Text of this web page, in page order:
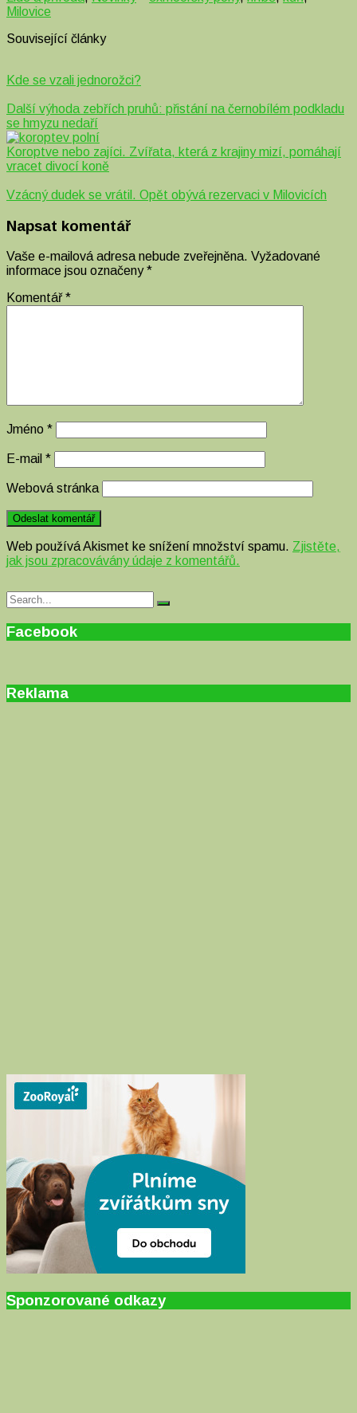
Milovice
Související články
Kde se vzali jednorožci?
Další výhoda zebřích pruhů: přistání na černobílém podkladu
se hmyzu nedaří
Koroptve nebo zajíci. Zvířata, která z krajiny mizí, pomáhají
vracet divocí koně
Vzácný dudek se vrátil. Opět obývá rezervaci v Milovicích
Napsat komentář
Vaše e-mailová adresa nebude zveřejněna. Vyžadované
informace jsou označeny*
Komentář*
Jméno *
E-mail *
Webová stránka
Web používá Akismet ke snížení množství spamu. Zjistěte,
jak jsou zpracovávány údaje z komentářů.
Search
for:
Search
Facebook
Reklama
Sponzorované odkazy